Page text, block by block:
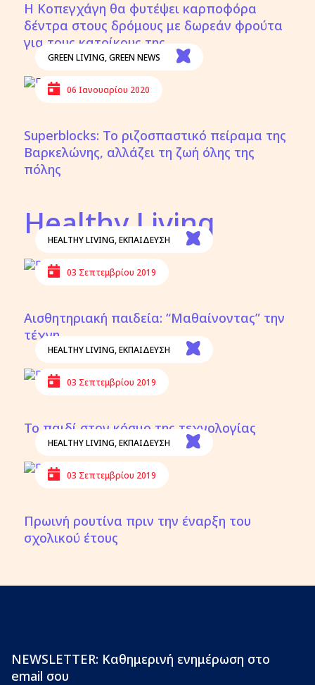
Η Κοπεγχάγη θα φυτέψει καρποφόρα
δέντρα στους δρόμους με δωρεάν φρούτα
για τους κατοίκους της
GREEN LIVING,GREEN NEWS
06 Ιανουαρίου 2020
Superblocks: Το ριζοσπαστικό πείραμα της
Βαρκελώνης, αλλάζει τη ζωή όλης της
πόλης
Healthy Living
HEALTHY LIVING,ΕΚΠΑΙΔΕΥΣΗ
03 Σεπτεμβρίου 2019
Αισθητηριακή παιδεία: “Μαθαίνοντας” την
τέχνη
HEALTHY LIVING,ΕΚΠΑΙΔΕΥΣΗ
03 Σεπτεμβρίου 2019
Το παιδί στον κόσμο της τεχνολογίας
HEALTHY LIVING,ΕΚΠΑΙΔΕΥΣΗ
03 Σεπτεμβρίου 2019
Πρωινή ρουτίνα πριν την έναρξη του
σχολικού έτους
NEWSLETTER: Καθημερινή ενημέρωση στο
email σου